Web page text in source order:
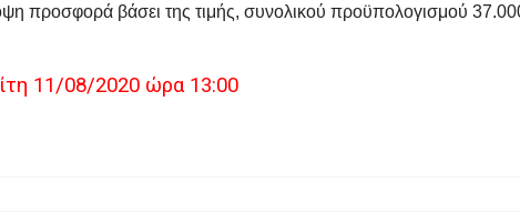
προσφορά βάσει της τιμής, συνολικού προϋπολογισμού
11/08/2020 ώρα 13:00